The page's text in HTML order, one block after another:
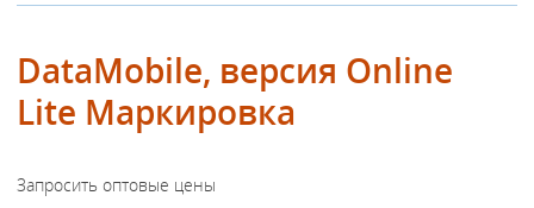
DataMobile, версия Online
Lite Маркировка